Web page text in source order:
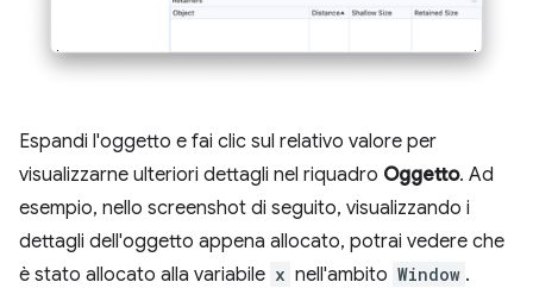
Espandi l'oggetto e fai clic sul relativo valore per
visualizzarne ulteriori dettagli nel riquadro Oggetto. Ad
esempio, nello screenshot di seguito, visualizzando i
dettagli dell'oggetto appena allocato, potrai vedere che
è stato allocato alla variabile x nell'ambito Window .